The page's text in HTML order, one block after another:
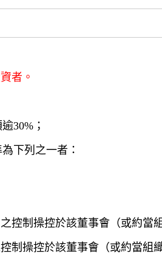
者。
30%；
下列之一者：
控制操控於該董事會（或約當
制操控於該董事會（或約當組